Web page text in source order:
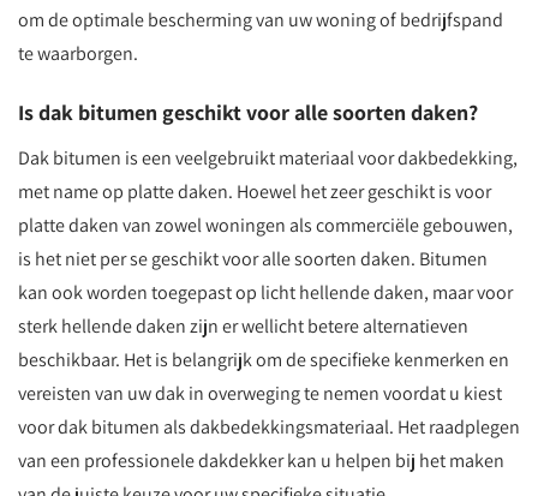
om de optimale bescherming van uw woning of bedrijfspand
te waarborgen.
Is dak bitumen geschikt voor alle soorten daken?
Dak bitumen is een veelgebruikt materiaal voor dakbedekking,
met name op platte daken. Hoewel het zeer geschikt is voor
platte daken van zowel woningen als commerciële gebouwen,
is het niet per se geschikt voor alle soorten daken. Bitumen
kan ook worden toegepast op licht hellende daken, maar voor
sterk hellende daken zijn er wellicht betere alternatieven
beschikbaar. Het is belangrijk om de specifieke kenmerken en
vereisten van uw dak in overweging te nemen voordat u kiest
voor dak bitumen als dakbedekkingsmateriaal. Het raadplegen
van een professionele dakdekker kan u helpen bij het maken